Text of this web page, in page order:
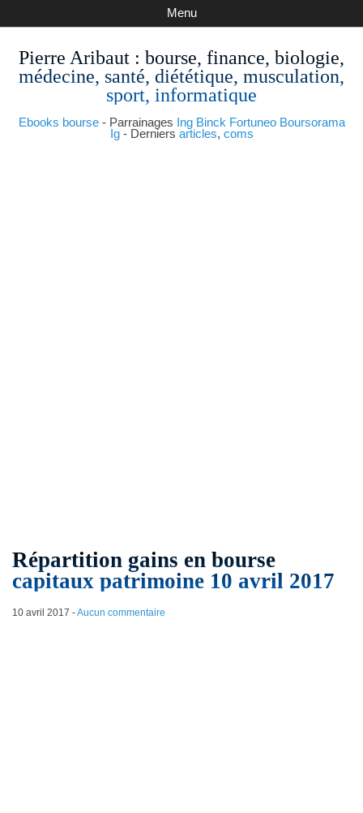
Pierre Aribaut : bourse, finance, biologie,
médecine, santé, diététique, musculation,
sport, informatique
Ebooks bourse- Parrainages Ing Binck Fortuneo Boursorama
Ig- Derniers articles, coms
Menu
Répartition gains en bourse
capitaux patrimoine 10 avril 2017
10 avril 2017 -Aucun commentaire